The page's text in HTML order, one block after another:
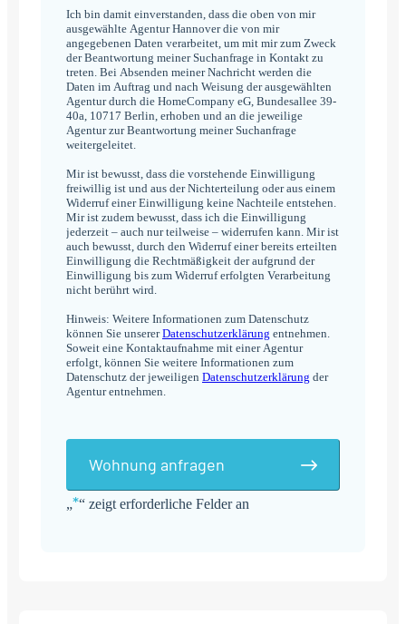
„*“ zeigt erforderliche Felder an
Ich bin damit einverstanden, dass die oben von mir
ausgewählte Agentur Hannover die von mir
angegebenen Daten verarbeitet, um mit mir zum Zweck
der Beantwortung meiner Suchanfrage in Kontakt zu
treten. Bei Absenden meiner Nachricht werden die
Daten im Auftrag und nach Weisung der ausgewählten
Agentur durch die HomeCompany eG, Bundesallee 39-
40a, 10717 Berlin, erhoben und an die jeweilige
Agentur zur Beantwortung meiner Suchanfrage
weitergeleitet.
Mir ist bewusst, dass die vorstehende Einwilligung
freiwillig ist und aus der Nichterteilung oder aus einem
Widerruf einer Einwilligung keine Nachteile entstehen.
Mir ist zudem bewusst, dass ich die Einwilligung
jederzeit – auch nur teilweise – widerrufen kann. Mir ist
auch bewusst, durch den Widerruf einer bereits erteilten
Einwilligung die Rechtmäßigkeit der aufgrund der
Einwilligung bis zum Widerruf erfolgten Verarbeitung
nicht berührt wird.
Hinweis: Weitere Informationen zum Datenschutz
können Sie unsererDatenschutzerklärung entnehmen.
Soweit eine Kontaktaufnahme mit einer Agentur
erfolgt, können Sie weitere Informationen zum
Datenschutz der jeweiligen Datenschutzerklärung der
Agentur entnehmen.
Wohnung anfragen